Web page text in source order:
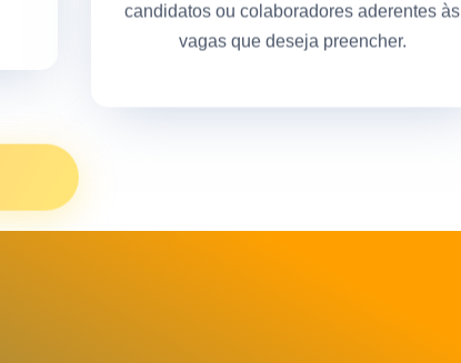
candidatos ou colaboradores aderentes às
vagas que deseja preencher.